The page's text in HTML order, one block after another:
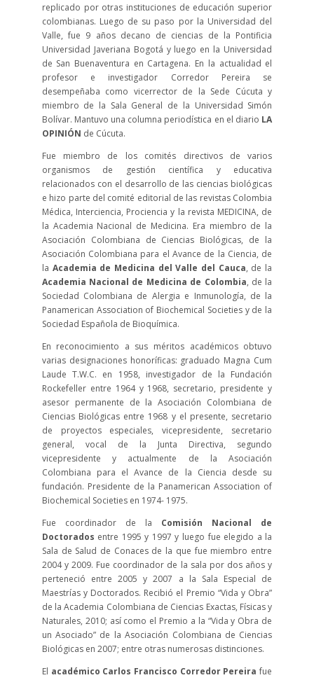
replicado por otras instituciones de educación superior
colombianas. Luego de su paso por la Universidad del
Valle, fue 9 años decano de ciencias de la Pontificia
Universidad Javeriana Bogotá y luego en la Universidad
de San Buenaventura en Cartagena. En la actualidad el
profesor e investigador Corredor Pereira se
desempeñaba como vicerrector de la Sede Cúcuta y
miembro de la Sala General de la Universidad Simón
Bolívar. Mantuvo una columna periodística en el diario LA
OPINIÓN de Cúcuta.
Fue miembro de los comités directivos de varios
organismos de gestión científica y educativa
relacionados con el desarrollo de las ciencias biológicas
e hizo parte del comité editorial de las revistas Colombia
Médica, Interciencia, Prociencia y la revista MEDICINA, de
la Academia Nacional de Medicina. Era miembro de la
Asociación Colombiana de Ciencias Biológicas, de la
Asociación Colombiana para el Avance de la Ciencia, de
la Academia de Medicina del Valle del Cauca, de la
Academia Nacional de Medicina de Colombia, de la
Sociedad Colombiana de Alergia e Inmunología, de la
Panamerican Association of Biochemical Societies y de la
Sociedad Española de Bioquímica.
En reconocimiento a sus méritos académicos obtuvo
varias designaciones honoríficas: graduado Magna Cum
Laude T.W.C. en 1958, investigador de la Fundación
Rockefeller entre 1964 y 1968, secretario, presidente y
asesor permanente de la Asociación Colombiana de
Ciencias Biológicas entre 1968 y el presente, secretario
de proyectos especiales, vicepresidente, secretario
general, vocal de la Junta Directiva, segundo
vicepresidente y actualmente de la Asociación
Colombiana para el Avance de la Ciencia desde su
fundación. Presidente de la Panamerican Association of
Biochemical Societies en 1974- 1975.
Fue coordinador de la Comisión Nacional de
Doctorados entre 1995 y 1997 y luego fue elegido a la
Sala de Salud de Conaces de la que fue miembro entre
2004 y 2009. Fue coordinador de la sala por dos años y
perteneció entre 2005 y 2007 a la Sala Especial de
Maestrías y Doctorados. Recibió el Premio “Vida y Obra”
de la Academia Colombiana de Ciencias Exactas, Físicas y
Naturales, 2010; así como el Premio a la “Vida y Obra de
un Asociado” de la Asociación Colombiana de Ciencias
Biológicas en 2007; entre otras numerosas distinciones.
El académico Carlos Francisco Corredor Pereira fue